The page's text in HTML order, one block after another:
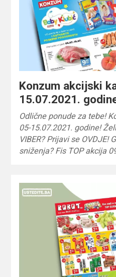
Konzum akcijski
15.07.2021.
Odlične ponude za tebe!
05-15.07.2021. godine!
VIBER? Prijavi se OVDJE!
sniženja? Fis TOP akcija